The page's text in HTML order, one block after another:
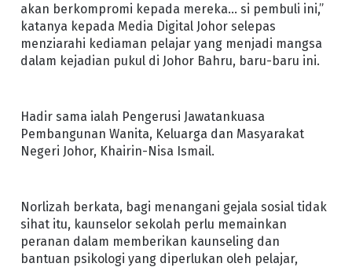
akan berkompromi kepada mereka… si pembuli ini,”
katanya kepada Media Digital Johor selepas
menziarahi kediaman pelajar yang menjadi mangsa
dalam kejadian pukul di Johor Bahru, baru-baru ini.
Hadir sama ialah Pengerusi Jawatankuasa
Pembangunan Wanita, Keluarga dan Masyarakat
Negeri Johor, Khairin-Nisa Ismail.
Norlizah berkata, bagi menangani gejala sosial tidak
sihat itu, kaunselor sekolah perlu memainkan
peranan dalam memberikan kaunseling dan
bantuan psikologi yang diperlukan oleh pelajar,